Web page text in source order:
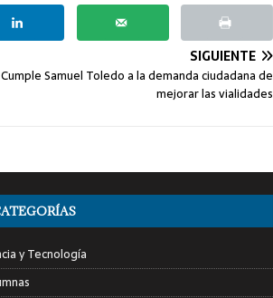
SIGUIENTE
Cumple Samuel Toledo a la demanda ciudadana de
mejorar las vialidades
y Tecnología